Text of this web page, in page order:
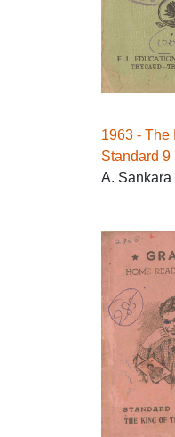
1963 - The
Standard 9
A. Sankara